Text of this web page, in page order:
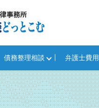
債務整理相談 弁護士費用